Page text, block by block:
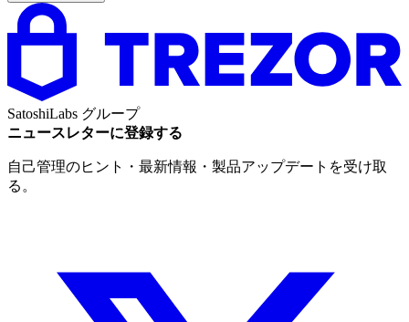
SatoshiLabs グループ
ニュースレターに登録する
自己管理のヒント・最新情報・製品アップデートを受け取
る。